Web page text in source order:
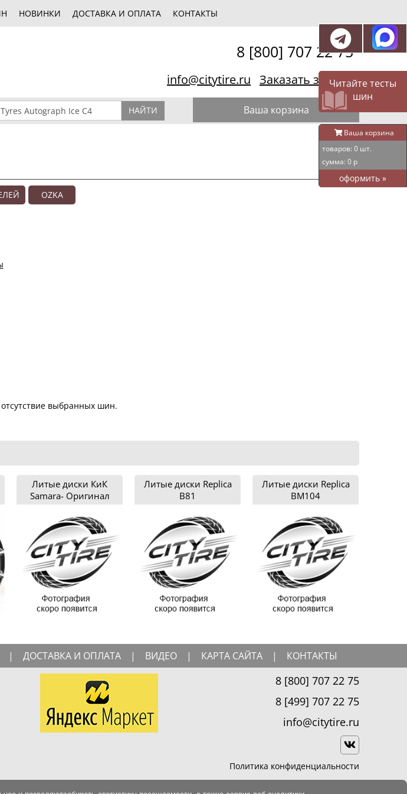
Читайте тесты
шин
Ваша корзина
товаров: 0 шт.
сумма: 0 р
оформить »
НОВИНКИ ДОСТАВКА И ОПЛАТА КОНТАКТЫ
8 [800] 707 22 75
info@citytire.ru Заказать звонок
НАЙТИ Ваша корзина
OZKA
выбранных шин.
Литые диски КиК
Samara- Оригинал
Литые диски Replica
B81
Литые диски Replica
BM104
| ДОСТАВКА И ОПЛАТА | ВИДЕО | КАРТА САЙТА | КОНТАКТЫ
8 [800] 707 22 75
8 [499] 707 22 75
info@citytire.ru
Политика конфиденциальности